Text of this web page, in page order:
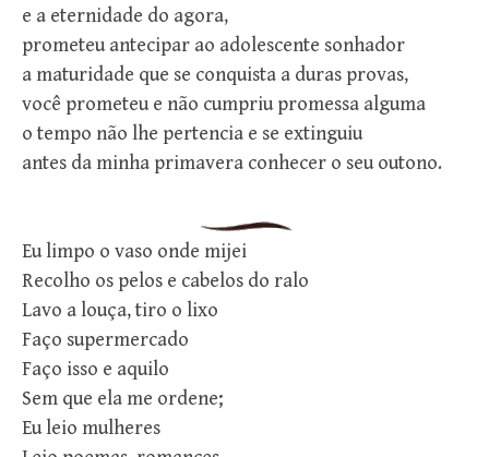
e a eternidade do agora,
prometeu antecipar ao adolescente sonhador
a maturidade que se conquista a duras provas,
você prometeu e não cumpriu promessa alguma
o tempo não lhe pertencia e se extinguiu
antes da minha primavera conhecer o seu outono.
Eu limpo o vaso onde mijei
Recolho os pelos e cabelos do ralo
Lavo a louça, tiro o lixo
Faço supermercado
Faço isso e aquilo
Sem que ela me ordene;
Eu leio mulheres